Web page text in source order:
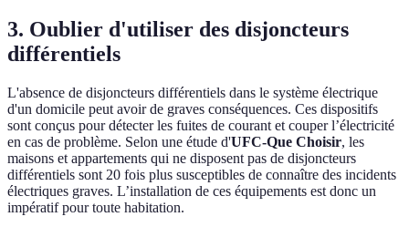
3. Oublier d'utiliser des disjoncteurs
différentiels
L'absence de disjoncteurs différentiels dans le système électrique
d'un domicile peut avoir de graves conséquences. Ces dispositifs
sont conçus pour détecter les fuites de courant et couper l’électricité
en cas de problème. Selon une étude d'UFC-Que Choisir, les
maisons et appartements qui ne disposent pas de disjoncteurs
différentiels sont 20 fois plus susceptibles de connaître des incidents
électriques graves. L’installation de ces équipements est donc un
impératif pour toute habitation.